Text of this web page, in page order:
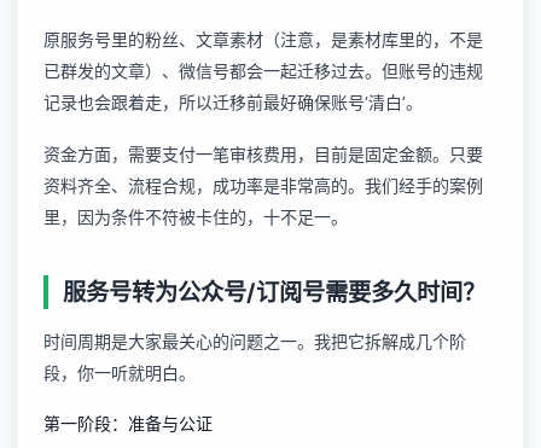
原服务号里的粉丝、文章素材（注意，是素材库里的，不是
已群发的文章）、微信号都会一起迁移过去。但账号的违规
记录也会跟着走，所以迁移前最好确保账号‘清白’。
资金方面，需要支付一笔审核费用，目前是固定金额。只要
资料齐全、流程合规，成功率是非常高的。我们经手的案例
里，因为条件不符被卡住的，十不足一。
服务号转为公众号/订阅号需要多久时间？
时间周期是大家最关心的问题之一。我把它拆解成几个阶
段，你一听就明白。
第一阶段：准备与公证